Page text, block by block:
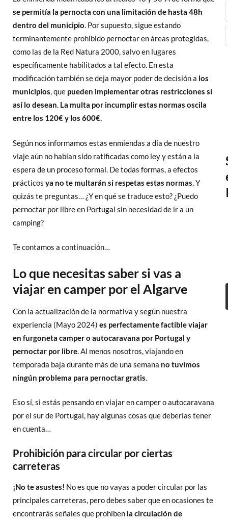
se permitía la pernocta con una limitación de hasta 48h
dentro del municipio. Por supuesto, sigue estando
terminantemente prohibido pernoctar en áreas protegidas,
como las de la Red Natura 2000, salvo en lugares
específicamente habilitados a tal efecto. En esta
modificación también se deja mayor poder de decisión a los
municipios, que pueden implementar otras restricciones si
así lo desean. La multa por incumplir estas normas oscila
entre los 120€ y los 600€.
Según nos informamos estas enmiendas a día de nuestro
viaje aún no habían sido ratificadas como ley y están a la
espera de un proceso formal. De todas formas, a efectos
prácticos ya no te multarán si respetas estas normas. Y
quizás te preguntas… ¿Y en qué se traduce esto? ¿Puedo
pernoctar por libre en Portugal sin necesidad de ir a un
camping?
Te contamos a continuación…
Lo que necesitas saber si vas a
viajar en camper por el Algarve
Con la actualización de la normativa y según nuestra
experiencia (Mayo 2024) es perfectamente factible viajar
en furgoneta camper o autocaravana por Portugal y
pernoctar por libre. Al menos nosotros, viajando en
temporada baja durante más de una semana no tuvimos
ningún problema para pernoctargratis.
Eso sí, si estás pensando en viajar en camper o autocaravana
por el sur de Portugal, hay algunas cosas que deberías tener
en cuenta…
Prohibición para circular por ciertas
carreteras
¡No te asustes! No es que no vayas a poder circular por las
principales carreteras, pero debes saber que en ocasiones te
encontrarás señales que prohíben la circulación de